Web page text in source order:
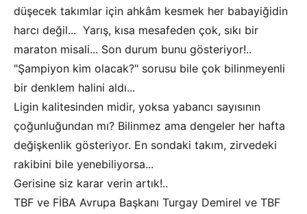
düşecek takımlar için ahkâm kesmek her babayiğidin
harcı değil... Yarış, kısa mesafeden çok, sıkı bir
maraton misali... Son durum bunu gösteriyor!..
"Şampiyon kim olacak?" sorusu bile çok bilinmeyenli
bir denklem halini aldı...
Ligin kalitesinden midir, yoksa yabancı sayısının
çoğunluğundan mı? Bilinmez ama dengeler her hafta
değişkenlik gösteriyor. En sondaki takım, zirvedeki
rakibini bile yenebiliyorsa...
Gerisine siz karar verin artık!..
TBF ve FİBA Avrupa Başkanı Turgay Demirel ve TBF